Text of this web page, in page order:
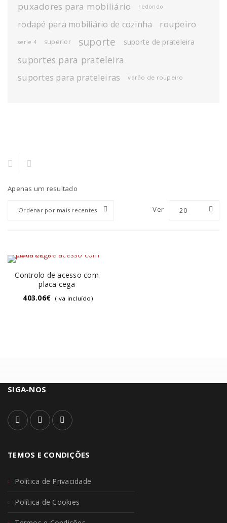
puxadores para mobiliário redondo
rodapé para mobiliário de cozinha roupeiro
serie 4 superior suporte suporte de prateleira
suportes para prateleira
suportes para prateleiras varão de roupeiro
Apenas um resultado
Ordenar por mais recentes Ver 20
Controlo de acesso com
placa cega
403.06€ (iva incluído)
SIGA-NOS
TEMOS E CONDIÇÕES
Política de Privacidade
Política de Cookies